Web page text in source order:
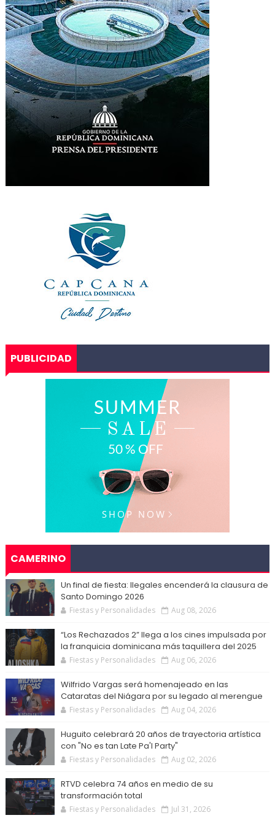
PUBLICIDAD
CAMERINO
Un final de fiesta: Ilegales encenderá la clausura de
Santo Domingo 2026
Fiestas y Personalidades Aug 08, 2026
“Los Rechazados 2” llega a los cines impulsada por
la franquicia dominicana más taquillera del 2025
Fiestas y Personalidades Aug 06, 2026
Wilfrido Vargas será homenajeado en las
Cataratas del Niágara por su legado al merengue
Fiestas y Personalidades Aug 04, 2026
Huguito celebrará 20 años de trayectoria artística
con "No es tan Late Pa'l Party"
Fiestas y Personalidades Aug 02, 2026
RTVD celebra 74 años en medio de su
transformación total
Fiestas y Personalidades Jul 31, 2026